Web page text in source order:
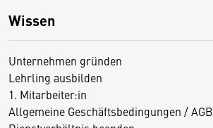
Wissen
Unternehmen gründen
Lehrling ausbilden
1. Mitarbeiter:in
Allgemeine Geschäftsbedingungen / AGB